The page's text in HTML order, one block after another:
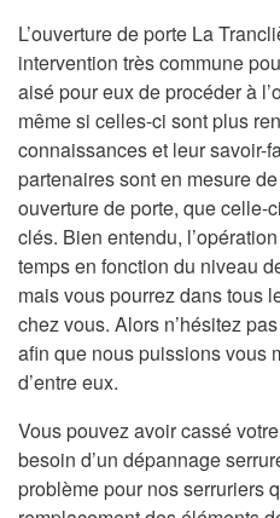
L’ouverture de porte La
intervention très commune
aisé pour eux de procéder à
même si celles-ci sont plus
connaissances et leur savoir-
partenaires sont en mesure
ouverture de porte, que celle-
clés. Bien entendu,
temps en fonction du niveau
mais vous pourrez dans tous
chez vous. Alors n’hésitez
afin que nous puissions vous
d’entre eux.
Vous pouvez avoir cassé
besoin d’un dépannage
problème pour nos serruriers